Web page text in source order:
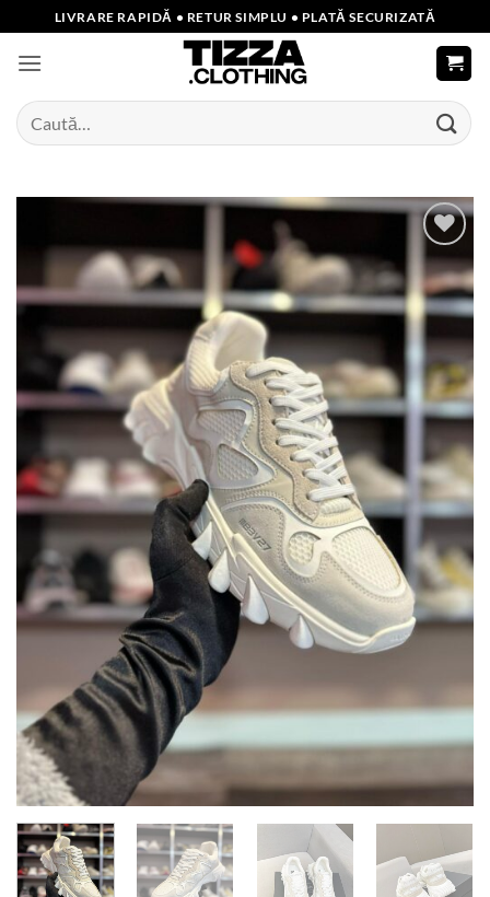
to
content
LIVRARE RAPIDĂ • RETUR SIMPLU • PLATĂ SECURIZATĂ
Caută
după:
Add to
wishlist